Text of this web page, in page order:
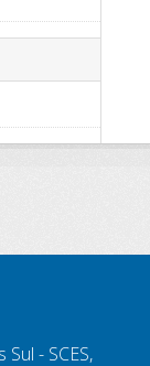
- SCES,